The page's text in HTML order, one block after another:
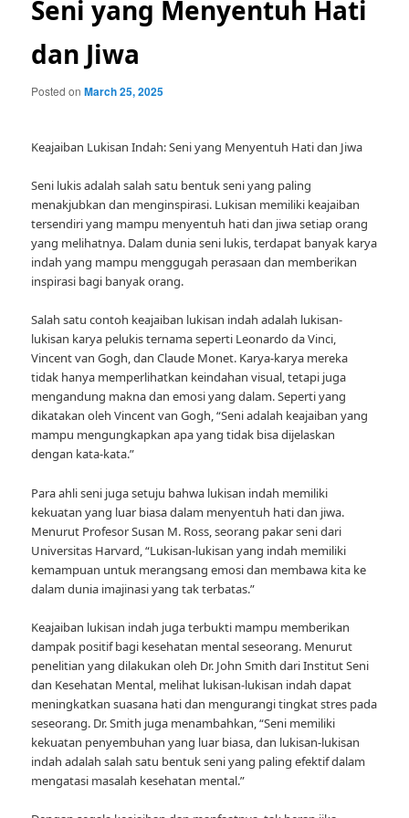
Seni yang Menyentuh Hati
dan Jiwa
Posted onMarch 25, 2025
Keajaiban Lukisan Indah: Seni yang Menyentuh Hati dan Jiwa
Seni lukis adalah salah satu bentuk seni yang paling
menakjubkan dan menginspirasi. Lukisan memiliki keajaiban
tersendiri yang mampu menyentuh hati dan jiwa setiap orang
yang melihatnya. Dalam dunia seni lukis, terdapat banyak karya
indah yang mampu menggugah perasaan dan memberikan
inspirasi bagi banyak orang.
Salah satu contoh keajaiban lukisan indah adalah lukisan-
lukisan karya pelukis ternama seperti Leonardo da Vinci,
Vincent van Gogh, dan Claude Monet. Karya-karya mereka
tidak hanya memperlihatkan keindahan visual, tetapi juga
mengandung makna dan emosi yang dalam. Seperti yang
dikatakan oleh Vincent van Gogh, “Seni adalah keajaiban yang
mampu mengungkapkan apa yang tidak bisa dijelaskan
dengan kata-kata.”
Para ahli seni juga setuju bahwa lukisan indah memiliki
kekuatan yang luar biasa dalam menyentuh hati dan jiwa.
Menurut Profesor Susan M. Ross, seorang pakar seni dari
Universitas Harvard, “Lukisan-lukisan yang indah memiliki
kemampuan untuk merangsang emosi dan membawa kita ke
dalam dunia imajinasi yang tak terbatas.”
Keajaiban lukisan indah juga terbukti mampu memberikan
dampak positif bagi kesehatan mental seseorang. Menurut
penelitian yang dilakukan oleh Dr. John Smith dari Institut Seni
dan Kesehatan Mental, melihat lukisan-lukisan indah dapat
meningkatkan suasana hati dan mengurangi tingkat stres pada
seseorang. Dr. Smith juga menambahkan, “Seni memiliki
kekuatan penyembuhan yang luar biasa, dan lukisan-lukisan
indah adalah salah satu bentuk seni yang paling efektif dalam
mengatasi masalah kesehatan mental.”